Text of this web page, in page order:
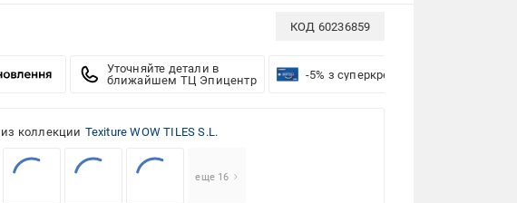
КОД 60236859
Уточняйте детали в
ближайшем ТЦ Эпицентр
-5% з суперкредиткою VISA Вигода
из коллекции Texiture WOW TILES S.L.
еще 16